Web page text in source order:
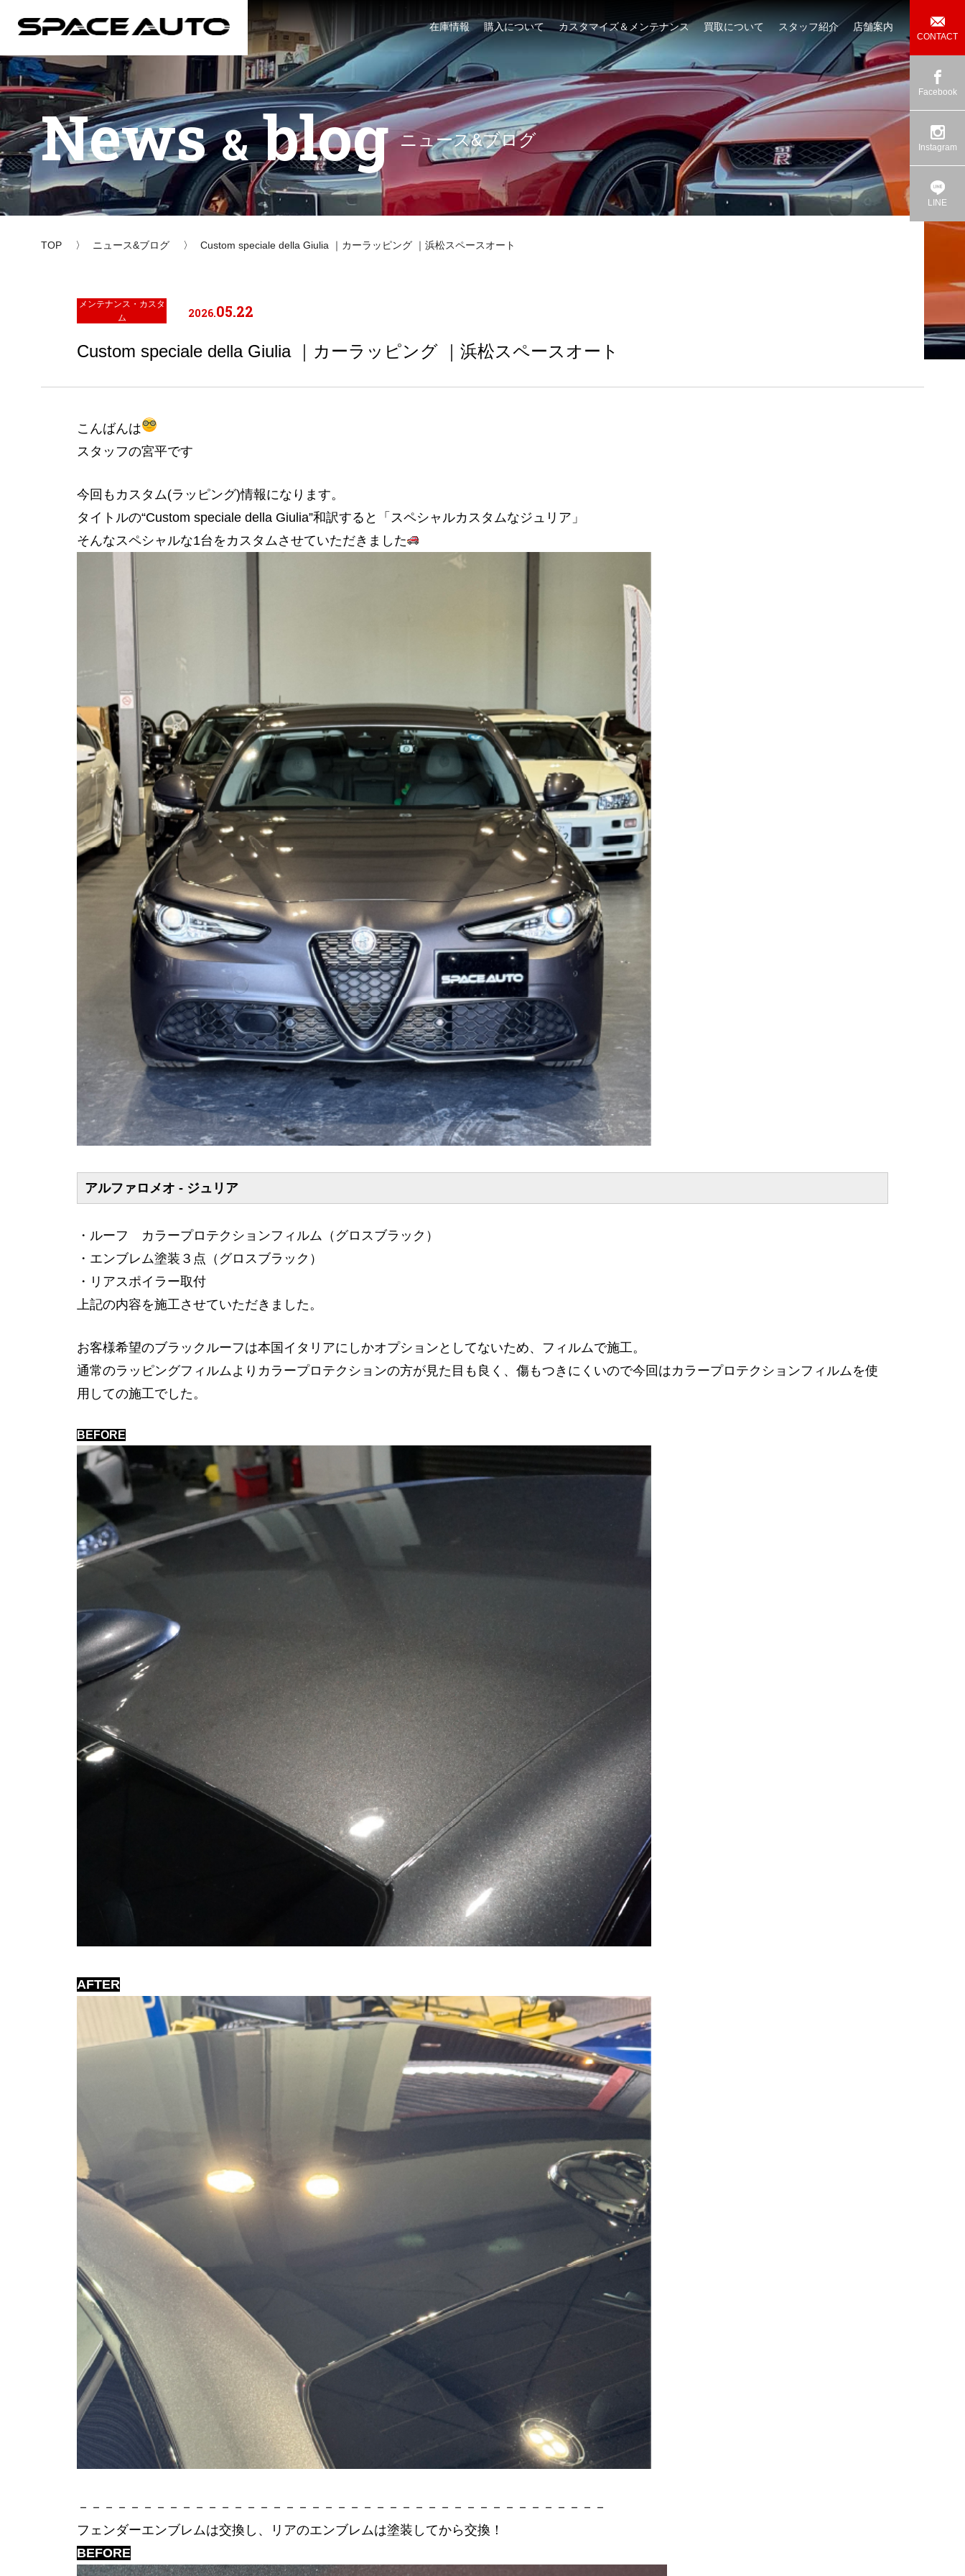
在庫情報 購入について カスタマイズ＆メンテナンス 買取について スタッフ紹介 店舗案内
CONTACT
Facebook
Instagram
LINE
News&blog ニュース&ブログ
TOP ニュース&ブログ Custom speciale della Giulia ｜カーラッピング ｜浜松スペースオート
メンテナンス・カスタ
ム
2026.05.22
Custom speciale della Giulia ｜カーラッピング ｜浜松スペースオート
こんばんは
スタッフの宮平です
今回もカスタム(ラッピング)情報になります。
タイトルの“Custom speciale della Giulia”和訳すると「スペシャルカスタムなジュリア」
そんなスペシャルな1台をカスタムさせていただきました
アルファロメオ - ジュリア
・ルーフ カラープロテクションフィルム（グロスブラック）
・エンブレム塗装３点（グロスブラック）
・リアスポイラー取付
上記の内容を施工させていただきました。
お客様希望のブラックルーフは本国イタリアにしかオプションとしてないため、フィルムで施工。
通常のラッピングフィルムよりカラープロテクションの方が見た目も良く、傷もつきにくいので今回はカラープロテクションフィルムを使
用しての施工でした。
BEFORE
AFTER
－－－－－－－－－－－－－－－－－－－－－－－－－－－－－－－－－－－－－－－－－
フェンダーエンブレムは交換し、リアのエンブレムは塗装してから交換！
BEFORE